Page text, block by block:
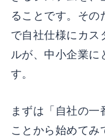
ることです。その
で自社仕様にカス
ルが、中小企業に
す。
まずは「自社の一
ことから始めてみ